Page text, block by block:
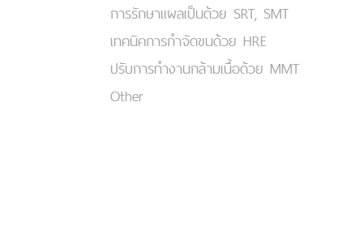
การรักษาแผลเป็นด้วย SRT, SMT
เทคนิคการกำจัดขนด้วย HRE
ปรับการทำงานกล้ามเนื้อด้วย MMT
Other